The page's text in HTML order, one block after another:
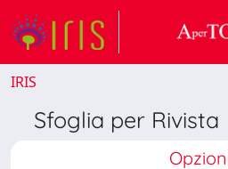
IRIS
Sfoglia per Rivista